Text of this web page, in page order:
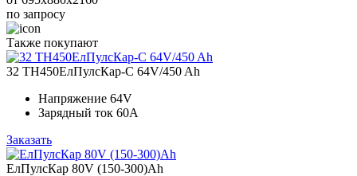
по запросу
Также покупают
32 ТН450ЕлПулсКар-C 64V/450 Ah
Напряжение 64V
Зарядный ток 60A
Заказать
ЕлПулсКар 80V (150-300)Ah